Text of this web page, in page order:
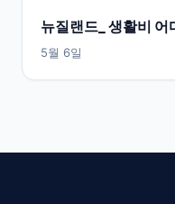
뉴질랜드_ 생활비 어
5월 6일